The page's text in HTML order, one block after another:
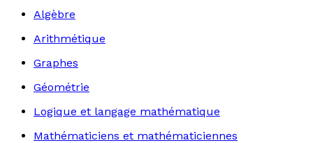
Algèbre
Arithmétique
Graphes
Géométrie
Logique et langage mathématique
Mathématiciens et mathématiciennes